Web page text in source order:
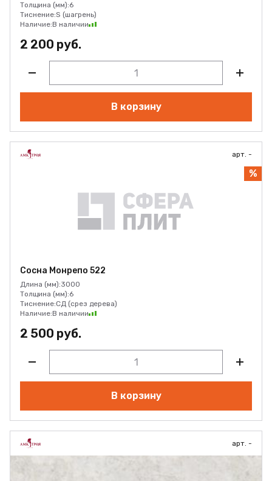
Толщина (мм):6
Тиснение:S (шагрень)
Наличие:В наличии
2 200 руб.
В корзину
арт. -
%
Сосна Монрепо 522
Длина (мм):3000
Толщина (мм):6
Тиснение:СД (срез дерева)
Наличие:В наличии
2 500 руб.
В корзину
арт. -